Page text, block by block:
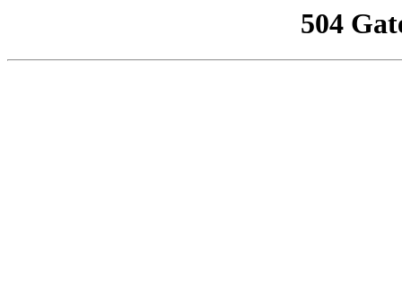
504